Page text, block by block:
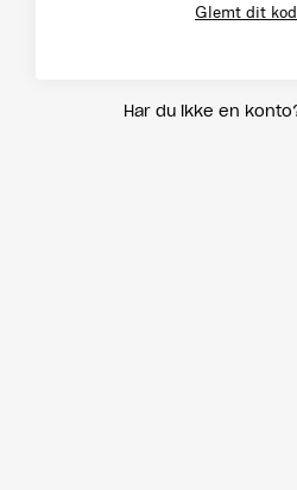
Glemt dit
Har du ikke en